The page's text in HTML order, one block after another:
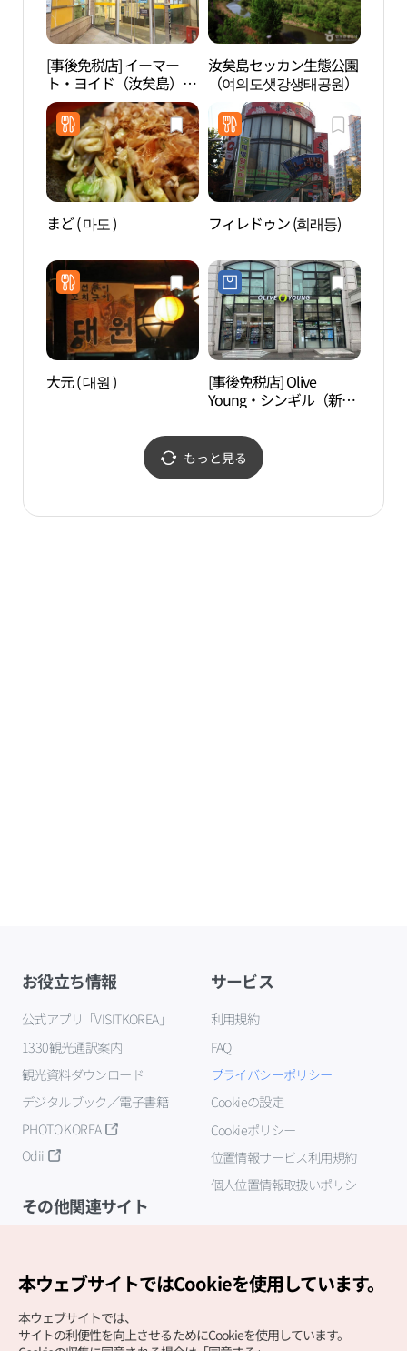
[事後免税店] イーマー
ト・ヨイド（汝矣島）店
(이마트 여의도점)
汝矣島セッカン生態公園
（여의도샛강생태공원）
まど ( 마도 ) フィレドゥン (희래등)
大元 ( 대원 )
[事後免税店] Olive
Young・シンギル（新
もっと見る
お役立ち情報
公式アプリ「VISITKOREA」
1330観光通訳案内
観光資料ダウンロード
デジタルブック／電子書籍
PHOTO KOREA
Odii
サービス
利用規約
FAQ
プライバシーポリシー
Cookieの設定
Cookieポリシー
位置情報サービス利用規約
個人位置情報取扱いポリシー
その他関連サイト
本ウェブサイトではCookieを使用しています。
本ウェブサイトでは、
サイトの利便性を向上させるためにCookieを使用しています。